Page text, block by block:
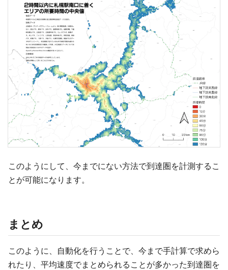
このようにして、今までにない方法で到達圏を計測するこ
とが可能になります。
まとめ
このように、自動化を行うことで、今まで手計算で求めら
れたり、平均速度でまとめられることが多かった到達圏を